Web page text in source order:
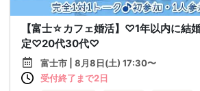
【富士☆カフェ婚活】♡1年以内に結
定♡20代30代♡
富士市 | 8月8日(土) 17:30〜
受付終了まで2日